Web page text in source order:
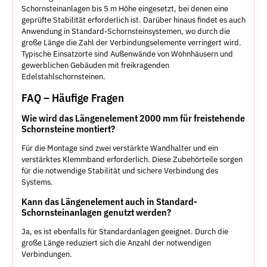
Schornsteinanlagen bis 5 m Höhe eingesetzt, bei denen eine
geprüfte Stabilität erforderlich ist. Darüber hinaus findet es auch
Anwendung in Standard-Schornsteinsystemen, wo durch die
große Länge die Zahl der Verbindungselemente verringert wird.
Typische Einsatzorte sind Außenwände von Wohnhäusern und
gewerblichen Gebäuden mit freikragenden
Edelstahlschornsteinen.
FAQ – Häufige Fragen
Wie wird das Längenelement 2000 mm für freistehende
Schornsteine montiert?
Für die Montage sind zwei verstärkte Wandhalter und ein
verstärktes Klemmband erforderlich. Diese Zubehörteile sorgen
für die notwendige Stabilität und sichere Verbindung des
Systems.
Kann das Längenelement auch in Standard-
Schornsteinanlagen genutzt werden?
Ja, es ist ebenfalls für Standardanlagen geeignet. Durch die
große Länge reduziert sich die Anzahl der notwendigen
Verbindungen.